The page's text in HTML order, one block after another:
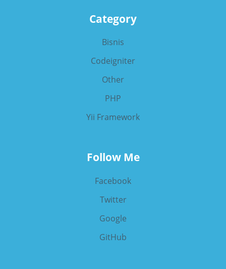
Category
Bisnis
Codeigniter
Other
PHP
Yii Framework
Follow Me
Facebook
Twitter
Google
GitHub